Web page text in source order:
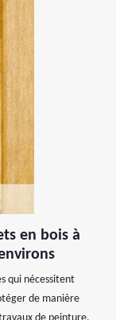
en bois à
qui nécessitent
de manière